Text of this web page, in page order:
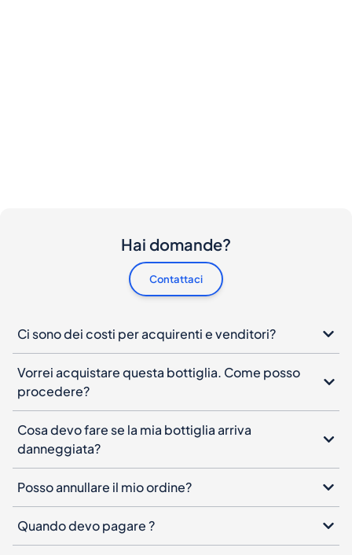
Hai domande?
Contattaci
Ci sono dei costi per acquirenti e venditori?
Vorrei acquistare questa bottiglia. Come posso
procedere?
Cosa devo fare se la mia bottiglia arriva
danneggiata?
Posso annullare il mio ordine?
Quando devo pagare ?